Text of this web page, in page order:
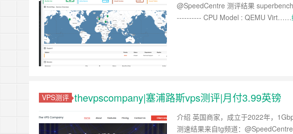
@SpeedCentre 测评结果
---------- CPU Model : QEMU Virt……
VPS测评 thevpscompany|塞浦路斯vps测评|月付3.99英镑
介绍 英国商家，成立于2022年，
测速结果来自tg频道：